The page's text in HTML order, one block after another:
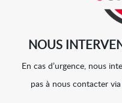
NOUS
En cas d’urgence, nous
pas à nous contacter